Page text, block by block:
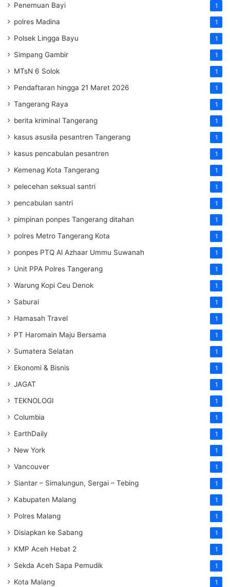
Penemuan Bayi 1
polres Madina 1
Polsek Lingga Bayu 1
Simpang Gambir 1
MTsN 6 Solok 1
Pendaftaran hingga 21 Maret 2026 1
Tangerang Raya 1
berita kriminal Tangerang 1
kasus asusila pesantren Tangerang 1
kasus pencabulan pesantren 1
Kemenag Kota Tangerang 1
pelecehan seksual santri 1
pencabulan santri 1
pimpinan ponpes Tangerang ditahan 1
polres Metro Tangerang Kota 1
ponpes PTQ Al Azhaar Ummu Suwanah 1
Unit PPA Polres Tangerang 1
Warung Kopi Ceu Denok 1
Saburai 1
Hamasah Travel 1
PT Haromain Maju Bersama 1
Sumatera Selatan 1
Ekonomi & Bisnis 1
JAGAT 1
TEKNOLOGI 1
Columbia 1
EarthDaily 1
New York 1
Vancouver 1
Siantar – Simalungun, Sergai – Tebing 1
Kabupaten Malang 1
Polres Malang 1
Disiapkan ke Sabang 1
KMP Aceh Hebat 2 1
Sekda Aceh Sapa Pemudik 1
Kota Malang 1